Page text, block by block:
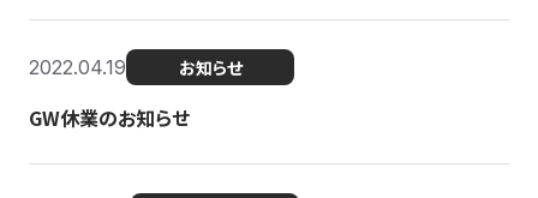
2022.04.19 お知らせ
GW休業のお知らせ